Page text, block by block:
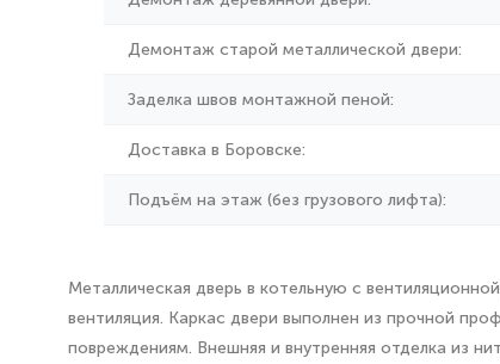
Демонтаж старой металлической двери:
Заделка швов монтажной пеной:
Доставка в Боровске:
Подъём на этаж (без грузового лифта):
Металлическая дверь в котельную с
вентиляция. Каркас двери выполнен из прочной
повреждениям. Внешняя и внутренняя отделка из